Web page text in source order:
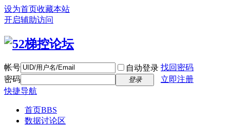
设为首页收藏本站
开启辅助访问
帐号 自动登录 找回密码
密码
登录
立即注册
快捷导航
首页BBS
数据讨论区